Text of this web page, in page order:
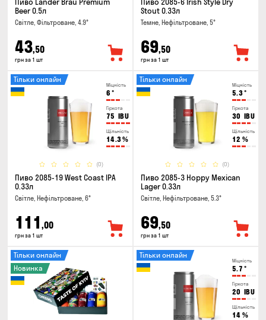
Beer 0.5л
Світле, Фільтроване, 4.9°
43,50
грн за 1 шт
Stout 0.33л
Темне, Нефільтроване, 5°
69,50
грн за 1 шт
Міцність
6 °
Гіркота
75 IBU
Щільність
14.3%
(0)
Тільки онлайн
Пиво 2085-19 West Coast IPA
0.33л
Світле, Нефільтроване, 6°
111 ,00
грн за 1 шт
Міцність
5.3°
Гіркота
30 IBU
Щільність
12 %
(0)
Тільки онлайн
Пиво 2085-3 Hoppy Mexican
Lager 0.33л
Світле, Нефільтроване, 5.3°
69,50
грн за 1 шт
Тільки онлайн
Новинка
Міцність
5.7 °
Гіркота
20 IBU
Щільність
14 %
Тільки онлайн